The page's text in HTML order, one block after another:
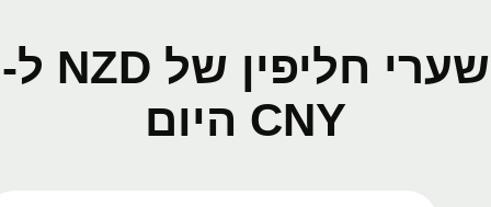
שערי חליפין של NZD ל-
CNY היום